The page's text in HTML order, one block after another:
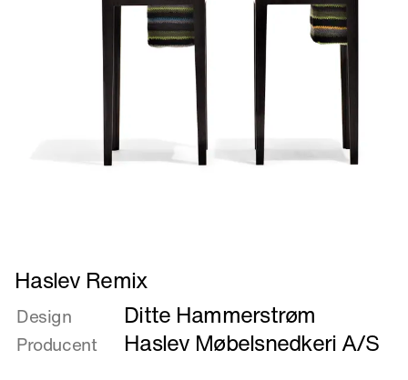
Læs
mere
om
Haslev
Remix
Haslev Remix
Design Ditte Hammerstrøm
Producent Haslev Møbelsnedkeri A/S